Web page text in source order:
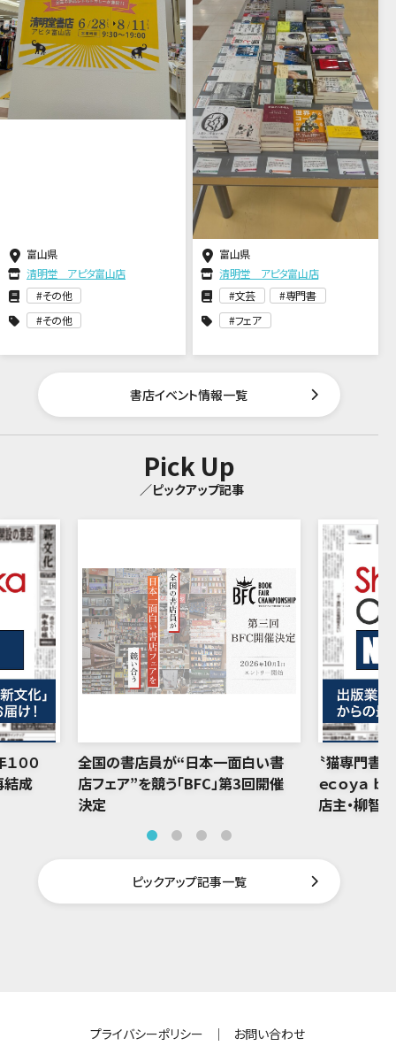
富山県
清明堂 アピタ富山店
その他
その他
富山県
清明堂 アピタ富山店
文芸
専門書
フェア
書店イベント情報一覧
Pick Up
／ピックアップ記事
００
結成
全国の書店員が“日本一面白い書
店フェア”を競う「BFC」第3回開催
決定
〝猫専門書
ｅｃｏｙａ ｂ
店主・柳智
ピックアップ記事一覧
プライバシーポリシー ｜ お問い合わせ